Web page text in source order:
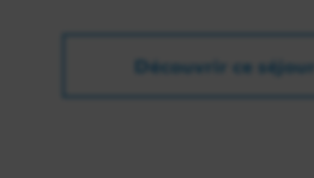
Découvrir ce séjour